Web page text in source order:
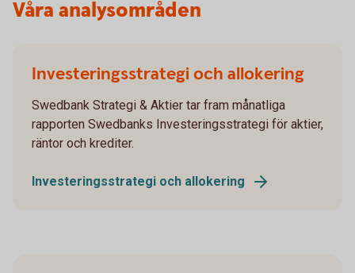
Våra analysområden
Investeringsstrategi och allokering
Swedbank Strategi & Aktier tar fram månatliga
rapporten Swedbanks Investeringsstrategi för aktier,
räntor och krediter.
Investeringsstrategi och allokering